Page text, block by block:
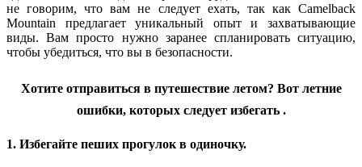
не говорим, что вам не следует ехать, так как Camelback
Mountain предлагает уникальный опыт и захватывающие
виды. Вам просто нужно заранее спланировать ситуацию,
чтобы убедиться, что вы в безопасности.
Хотите отправиться в путешествие летом? Вот летние
ошибки, которых следует избегать .
1. Избегайте пеших прогулок в одиночку.